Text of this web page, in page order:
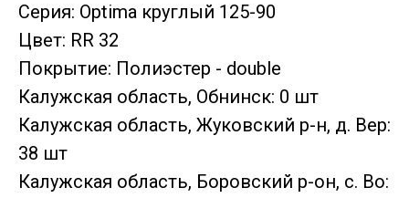
Серия: Optima круглый 125-90
Цвет: RR 32
Покрытие: Полиэстер - double
Калужская область, Обнинск: 0 шт
Калужская область, Жуковский р-н, д. Вер:
38 шт
Калужская область, Боровский р-он, с. Во: